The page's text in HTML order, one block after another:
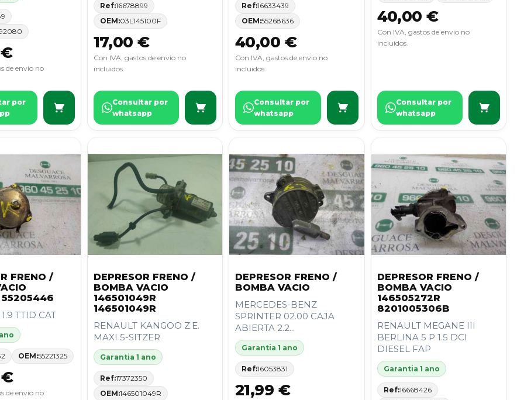
de envio no
por
Ref:16678899
OEM:03L145100F
17,00 €
Con IVA, gastos de envio no
incluidos.
Consultar por
whatsapp
Ref:16633439
OEM:55268636
40,00 €
Con IVA, gastos de envio no
incluidos.
Consultar por
whatsapp
40,00 €
Con IVA, gastos de envio no
incluidos.
Consultar por
whatsapp
FRENO /
55205446
TTID CAT
OEM:55221325
de envio no
DEPRESOR FRENO /
BOMBA VACIO
146501049R
146501049R
RENAULT KANGOO Z.E.
MAXI 5-SITZER
Garantia 1 ano
Ref:17372350
OEM:146501049R
DEPRESOR FRENO /
BOMBA VACIO
MERCEDES-BENZ
SPRINTER 02.00 CAJA
ABIERTA 2.2...
Garantia 1 ano
Ref:16053831
21,99 €
DEPRESOR FRENO /
BOMBA VACIO
146505272R
8201005306B
RENAULT MEGANE III
BERLINA 5 P 1.5 DCI
DIESEL FAP
Garantia 1 ano
Ref:16668426